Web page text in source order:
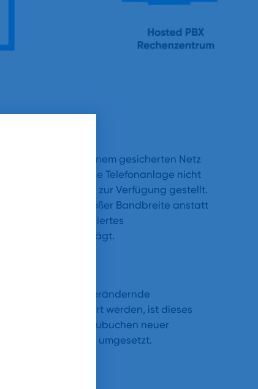
die Telefonie in einem gesicherten Netz
wird die virtuelle Telefonanlage nicht
des Providers zur Verfügung gestellt.
mit großer Bandbreite anstatt
ist dies ein zertifiziertes
Rechnung trägt.
auf eine sich verändernde
integriert werden, ist dieses
möglich. Das Hinzubuchen neuer
ist schnell umgesetzt.